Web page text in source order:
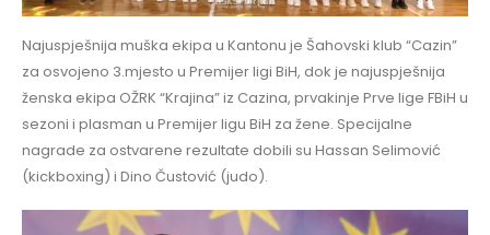
Najuspješnija muška ekipa u Kantonu je Šahovski klub “Cazin”
za osvojeno 3.mjesto u Premijer ligi BiH, dok je najuspješnija
ženska ekipa OŽRK “Krajina” iz Cazina, prvakinje Prve lige FBiH u
sezoni i plasman u Premijer ligu BiH za žene. Specijalne
nagrade za ostvarene rezultate dobili su Hassan Selimović
(kickboxing) i Dino Čustović (judo).